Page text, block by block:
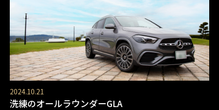
2024.10.21
洗練のオールラウンダーGLA